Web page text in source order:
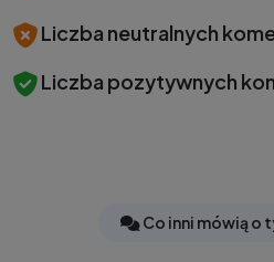
Liczba neutralnych
Liczba pozytywnych
Co inni mówią o